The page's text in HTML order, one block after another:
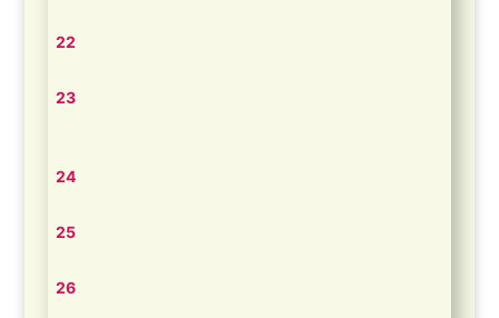
22
23
24
25
26